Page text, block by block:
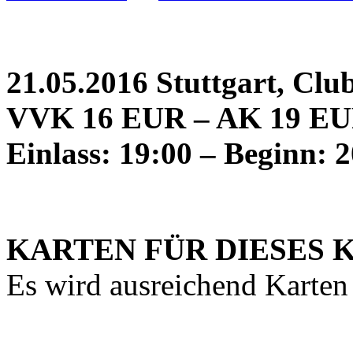
21.05.2016 Stuttgart,
VVK 16 EUR – AK 19
Einlass: 19:00 – Beginn:
KARTEN FÜR DIESES
Es wird ausreichend